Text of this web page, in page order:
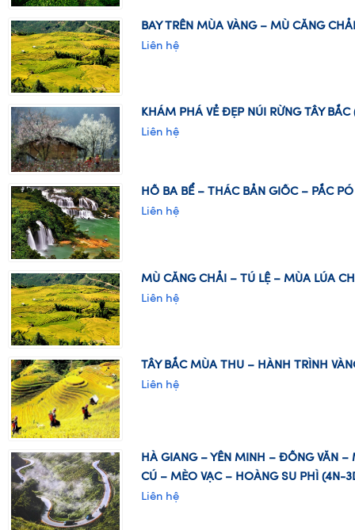
BAY TRÊN MÙA VÀNG – MÙ CĂNG
Liên hệ
KHÁM PHÁ VẺ ĐẸP NÚI RỪNG TÂY
Liên hệ
HỒ BA BỂ – THÁC BẢN GIỐC – PẮC
Liên hệ
MÙ CĂNG CHẢI – TÚ LỆ – MÙA LÚA
Liên hệ
TÂY BẮC MÙA THU – HÀNH TRÌNH
Liên hệ
HÀ GIANG – YÊN MINH – ĐỒNG VĂN –
CÚ – MÈO VẠC – HOÀNG SU PHÌ (4N-
Liên hệ